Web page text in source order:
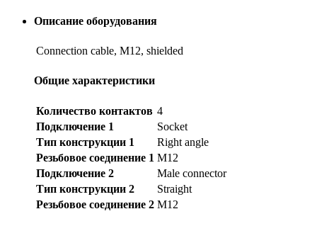
Описание оборудования
Connection cable, M12, shielded
Общие характеристики
Количество контактов 4
Подключение 1
Socket
Тип конструкции 1
Right angle
Резьбовое соединение 1 M12
Подключение 2
Male connector
Тип конструкции 2
Straight
Резьбовое соединение 2 M12